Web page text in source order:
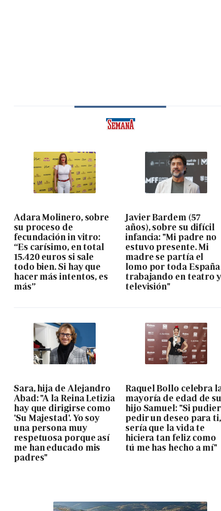
Adara Molinero, sobre
su proceso de
fecundación in vitro:
“Es carísimo, en total
15.420 euros si sale
todo bien. Si hay que
hacer más intentos, es
más”
Javier Bardem (57
años), sobre su difícil
infancia: "Mi padre no
estuvo presente. Mi
madre se partía el
lomo por toda España
trabajando en teatro
televisión"
Sara, hija de Alejandro
Abad: "A la Reina Letizia
hay que dirigirse como
'Su Majestad'. Yo soy
una persona muy
respetuosa porque así
me han educado mis
padres"
Raquel Bollo celebra
mayoría de edad de
hijo Samuel: "Si
pedir un deseo para ti,
sería que la vida te
hiciera tan feliz como
tú me has hecho a mí"